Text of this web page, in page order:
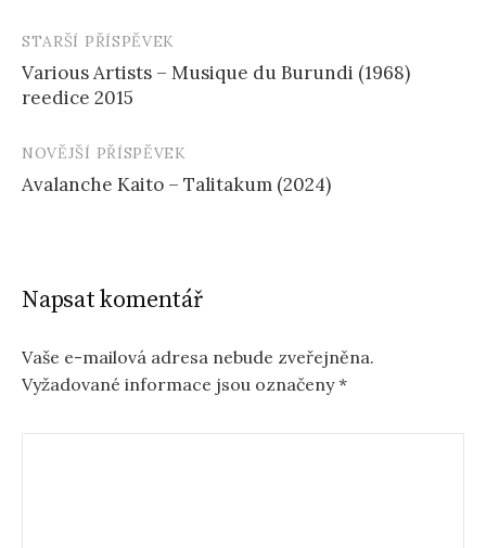
Navigace
příspěvku
STARŠÍ PŘÍSPĚVEK
Various Artists – Musique du Burundi (1968)
reedice 2015
NOVĚJŠÍ PŘÍSPĚVEK
Avalanche Kaito – Talitakum (2024)
Napsat komentář
Vaše e-mailová adresa nebude zveřejněna.
Vyžadované informace jsou označeny*